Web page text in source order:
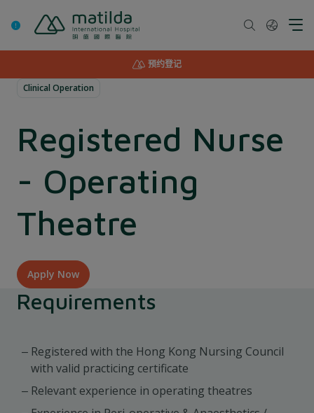
预约登记
Clinical Operation
Registered Nurse
- Operating
Theatre
Apply Now
Requirements
Registered with the Hong Kong Nursing Council
with valid practicing certificate
Relevant experience in operating theatres